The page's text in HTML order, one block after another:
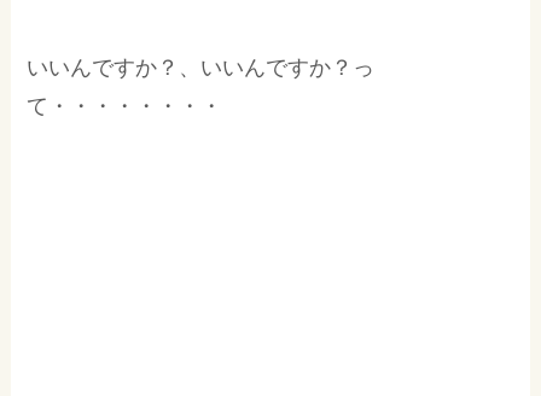
いいんですか？、いいんですか？っ
て・・・・・・・・